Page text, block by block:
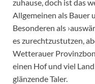
zuhause, doch ist das
Allgemeinen als Bauer
Besonderen als
es zurechtzustutzen,
Wetterauer
einen Hof und viel
glänzende Taler.